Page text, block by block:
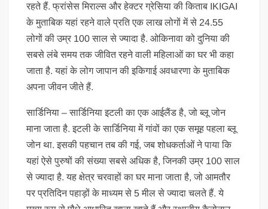
रहते हैं. फ्रांसेस मिराल्स और हेक्टर ग्रेसिया की किताब IKIGAI
के मुताबिक यहां रहने वाले प्रति एक लाख लोगों में से 24.55
लोगों की उम्र 100 साल से ज्यादा है. ओकिनावा को दुनिया की
सबसे लंबे समय तक जीवित रहने वाली महिलाओं का घर भी कहा
जाता है. यहां के लोग जापान की इकिगाई अवधारणा के मुताबिक
अपना जीवन जीते हैं.
सार्डिनिया – सार्डिनिया इटली का एक आईलैंड है, जो ब्लू जोन
माना जाता है. इटली के सार्डिनिया में गांवों का एक समूह पहला ब्लू
जोन था. इसकी पहचान तब की गई, जब शोधकर्ताओं ने पाया कि
यहां ऐसे पुरुषों की संख्या सबसे अधिक है, जिनकी उम्र 100 साल
से ज्यादा है. यह क्षेत्र चरवाहों का घर माना जाता है, जो आमतौर
पर प्रतिदिन पहाड़ों के माध्यम से 5 मील से ज्यादा चलते हैं. ये